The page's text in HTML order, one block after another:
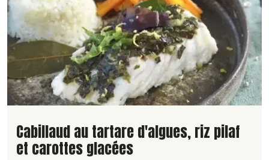
Lire la suite de la recette
Cabillaud au tartare d'algues, riz pilaf
et carottes glacées